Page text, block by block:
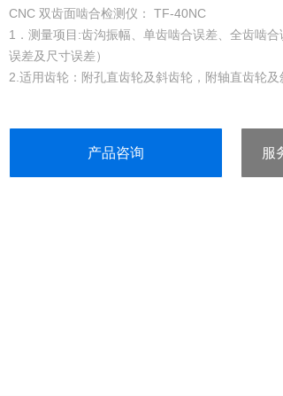
CNC 双齿面啮合检测仪： TF-40NC
1．测量项目:齿沟振幅、单齿啮合误差、全齿啮
误差及尺寸误差）
2.适用齿轮：附孔直齿轮及斜齿轮，附轴直齿轮及
6.浮动侧Z大重量:5KG
产品咨询 服